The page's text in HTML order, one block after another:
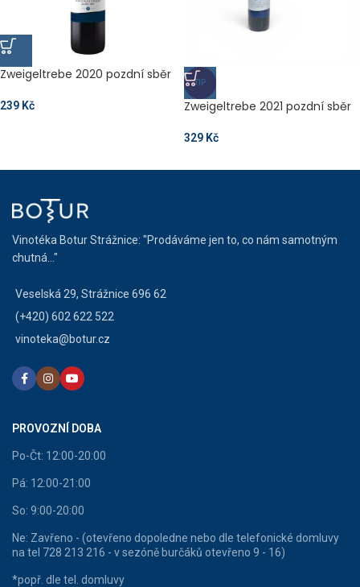
Zweigeltrebe 2020 pozdní sběr
239 Kč
TIP
Zweigeltrebe 2021 pozdní sběr
329 Kč
Vinotéka Botur Strážnice: "Prodáváme jen to, co nám samotným
chutná..."
Veselská 29, Strážnice 696 62
(+420) 602 622 522
vinoteka@botur.cz
PROVOZNÍ DOBA
Po-Čt: 12:00-20:00
Pá: 12:00-21:00
So: 9:00-20:00
Ne: Zavřeno - (otevřeno dopoledne nebo dle telefonické domluvy
na tel 728 213 216 - v sezóně burčáků otevřeno 9 - 16)
*popř. dle tel. domluvy